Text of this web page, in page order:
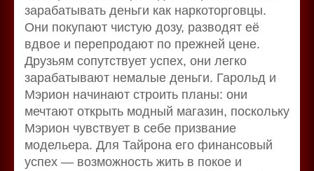
зарабатывать деньги как наркоторговцы.
Они покупают чистую дозу, разводят её
вдвое и перепродают по прежней цене.
Друзьям сопутствует успех, они легко
зарабатывают немалые деньги. Гарольд и
Мэрион начинают строить планы: они
мечтают открыть модный магазин, поскольку
Мэрион чувствует в себе призвание
модельера. Для Тайрона его финансовый
успех — возможность жить в покое и